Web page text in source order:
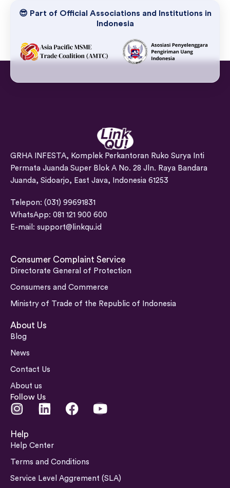
😎 Part of Official Associations and Institutions in
Indonesia
GRHA INFESTA, Komplek Perkantoran Ruko Surya Inti
Permata Juanda Super Blok A No. 28 Jln. Raya Bandara
Juanda, Sidoarjo, East Java, Indonesia 61253
Telepon: (031) 99691831
WhatsApp: 081 121 900 600
E-mail: support@linkqu.id
Consumer Complaint Service
Directorate General of Protection
Consumers and Commerce
Ministry of Trade of the Republic of Indonesia
About Us
Blog
News
Contact Us
About us
Follow Us
I
s
t
a
r
L
k
e
i
F
b
o
Y
b
e
Help
Help Center
Terms and Conditions
Service Level Aggrement (SLA)